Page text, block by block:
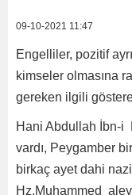
09-10-2021 11:47
Engelliler, pozitif
kimseler olmasına
gereken ilgili
Hani Abdullah İbn-i
vardı, Peygamber
birkaç ayet dahi
Hz.Muhammed